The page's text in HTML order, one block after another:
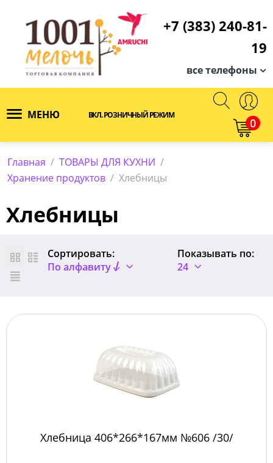
+7 (383) 240-81-
19
все телефоны
МЕНЮ ВКЛ. РОЗНИЧНЫЙ РЕЖИМ
0
Главная / ТОВАРЫ ДЛЯ КУХНИ /
Хранение продуктов / Хлебницы
Хлебницы
Сортировать:
По алфавиту
Показывать по:
24
Хлебница 406*266*167мм №606 /30/